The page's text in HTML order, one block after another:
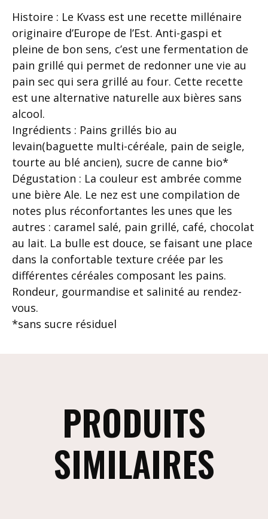
Histoire : Le Kvass est une recette millénaire
originaire d’Europe de l’Est. Anti-gaspi et
pleine de bon sens, c’est une fermentation de
pain grillé qui permet de redonner une vie au
pain sec qui sera grillé au four. Cette recette
est une alternative naturelle aux bières sans
alcool.
Ingrédients : Pains grillés bio au
levain(baguette multi-céréale, pain de seigle,
tourte au blé ancien), sucre de canne bio*
Dégustation : La couleur est ambrée comme
une bière Ale. Le nez est une compilation de
notes plus réconfortantes les unes que les
autres : caramel salé, pain grillé, café, chocolat
au lait. La bulle est douce, se faisant une place
dans la confortable texture créée par les
différentes céréales composant les pains.
Rondeur, gourmandise et salinité au rendez-
vous.
*sans sucre résiduel
PRODUITS
SIMILAIRES